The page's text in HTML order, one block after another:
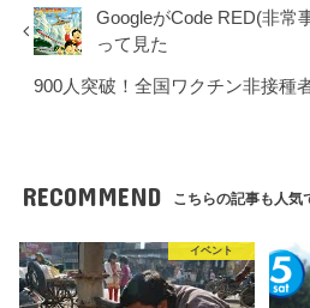
GoogleがCode RED(非常
って見た
900人突破！全国ワクチン非接種
RECOMMEND こちらの記事も人気
イベント